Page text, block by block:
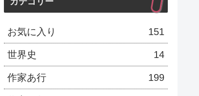
お気に入り 151
世界史 14
作家あ行 199